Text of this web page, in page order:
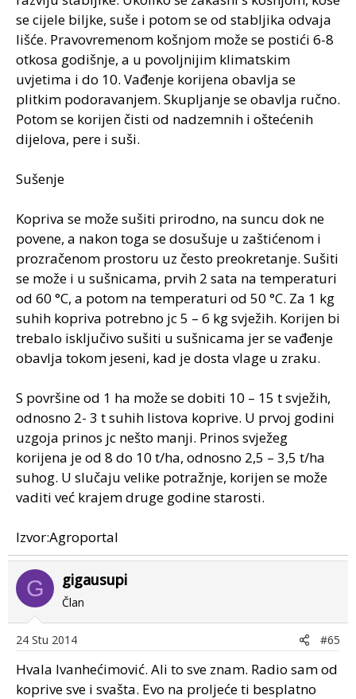
se cijele biljke, suše i potom se od stabljika odvaja
lišće. Pravovremenom košnjom može se postići 6-8
otkosa godišnje, a u povoljnijim klimatskim
uvjetima i do 10. Vađenje korijena obavlja se
plitkim podoravanjem. Skupljanje se obavlja ručno.
Potom se korijen čisti od nadzemnih i oštećenih
dijelova, pere i suši.
Sušenje
Kopriva se može sušiti prirodno, na suncu dok ne
povene, a nakon toga se dosušuje u zaštićenom i
prozračenom prostoru uz često preokretanje. Sušiti
se može i u sušnicama, prvih 2 sata na temperaturi
od 60 °C, a potom na temperaturi od 50 °C. Za 1 kg
suhih kopriva potrebno jc 5 – 6 kg svježih. Korijen bi
trebalo isključivo sušiti u sušnicama jer se vađenje
obavlja tokom jeseni, kad je dosta vlage u zraku.
S površine od 1 ha može se dobiti 10 – 15 t svježih,
odnosno 2- 3 t suhih listova koprive. U prvoj godini
uzgoja prinos jc nešto manji. Prinos svježeg
korijena je od 8 do 10 t/ha, odnosno 2,5 – 3,5 t/ha
suhog. U slučaju velike potražnje, korijen se može
vaditi već krajem druge godine starosti.
Izvor:Agroportal
G gigausupi
Član
24 Stu 2014 #65
Hvala Ivanhećimović. Ali to sve znam. Radio sam od
koprive sve i svašta. Evo na proljeće ti besplatno